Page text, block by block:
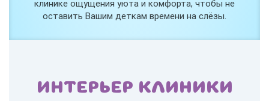
клинике ощущения уюта и комфорта, чтобы не
оставить Вашим деткам времени на слёзы.
ИНТЕРЬЕР КЛИНИКИ